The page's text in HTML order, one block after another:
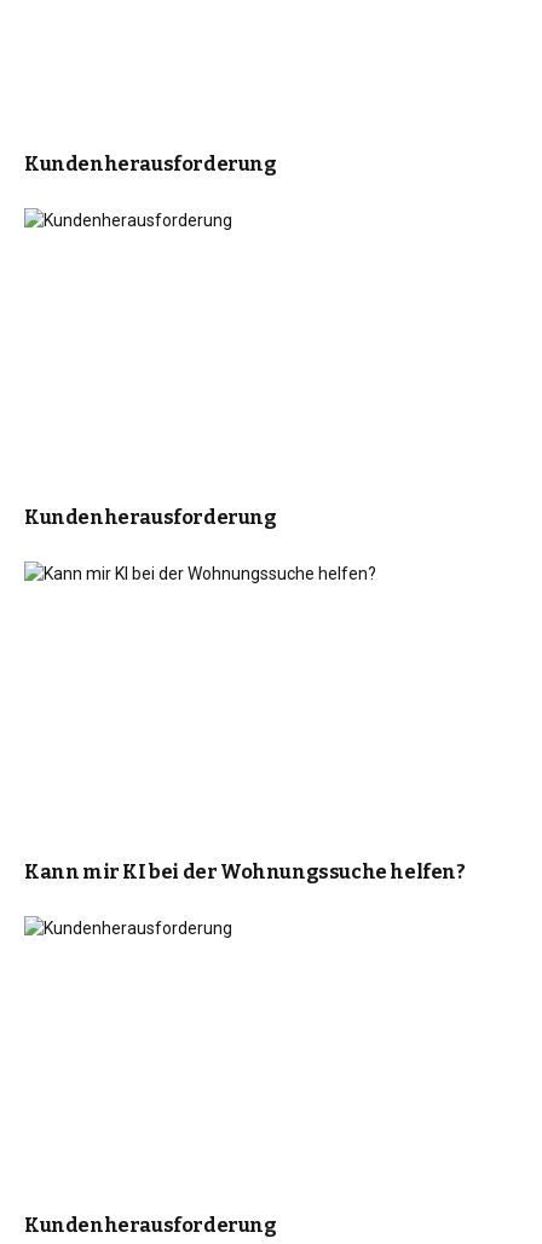
Kundenherausforderung
Kundenherausforderung
Kann mir KI bei der Wohnungssuche helfen?
Kundenherausforderung